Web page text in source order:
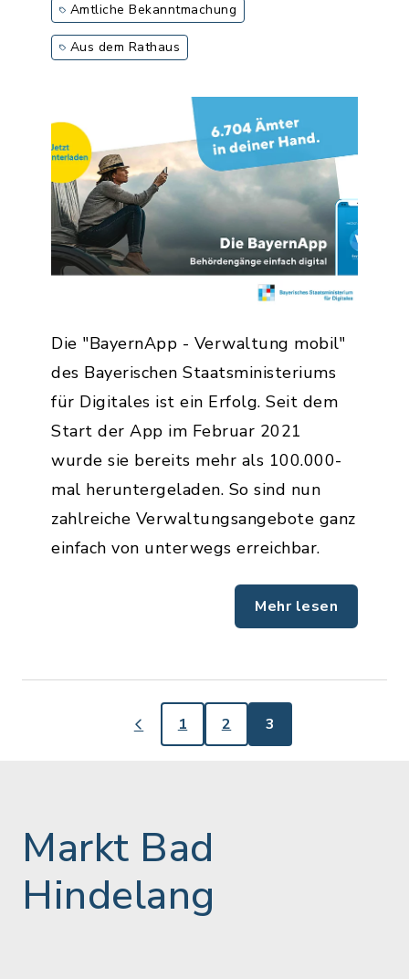
Amtliche Bekanntmachung
Aus dem Rathaus
Die "BayernApp - Verwaltung mobil"
des Bayerischen Staatsministeriums
für Digitales ist ein Erfolg. Seit dem
Start der App im Februar 2021
wurde sie bereits mehr als 100.000-
mal heruntergeladen. So sind nun
zahlreiche Verwaltungsangebote ganz
einfach von unterwegs erreichbar.
Mehr lesen
1 2 3
Markt Bad
Hindelang